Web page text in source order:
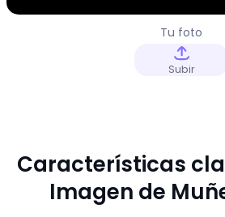
Tu foto
Subir
Características
Imagen de